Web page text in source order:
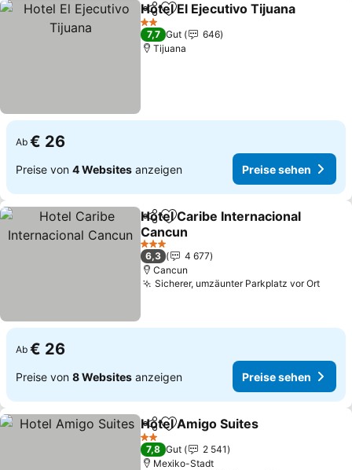
TeilenZu Favoriten hinzufügen
Hotel El Ejecutivo Tijuana
2 Sterne
7,7 Gut
646
Tijuana
Ab € 26
Preise von 4 Websites anzeigen Preise sehen
TeilenZu Favoriten hinzufügen
Hotel Caribe Internacional
Cancun
3 Sterne
6,3
4 677
Cancun
Sicherer, umzäunter Parkplatz vor Ort
Ab € 26
Preise von 8 Websites anzeigen Preise sehen
TeilenZu Favoriten hinzufügen
Hotel Amigo Suites
2 Sterne
7,8 Gut
2 541
Mexiko-Stadt